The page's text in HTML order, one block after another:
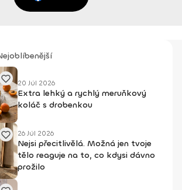
20 Júl 2026
Extra lehký a rychlý meruňkový
koláč s drobenkou
26 Júl 2026
Nejsi přecitlivělá. Možná jen tvoje
tělo reaguje na to, co kdysi dávno
prožilo